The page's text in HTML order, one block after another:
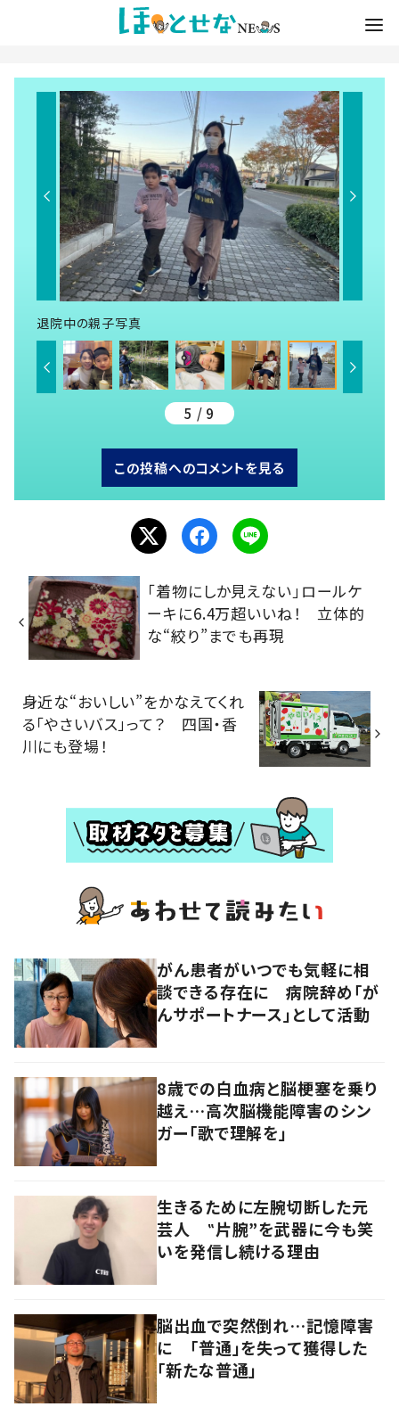
退院中の親子写真
5 / 9
この投稿へのコメントを見る
「着物にしか見えない」ロールケ
ーキに6.4万超いいね！ 立体的
な“絞り”までも再現
身近な“おいしい”をかなえてくれ
る「やさいバス」って？ 四国・香
川にも登場！
がん患者がいつでも気軽に相
談できる存在に 病院辞め「が
んサポートナース」として活動
8歳での白血病と脳梗塞を乗り
越え…高次脳機能障害のシン
ガー「歌で理解を」
生きるために左腕切断した元
芸人 ‟片腕”を武器に今も笑
いを発信し続ける理由
脳出血で突然倒れ…記憶障害
に 「普通」を失って獲得した
「新たな普通」